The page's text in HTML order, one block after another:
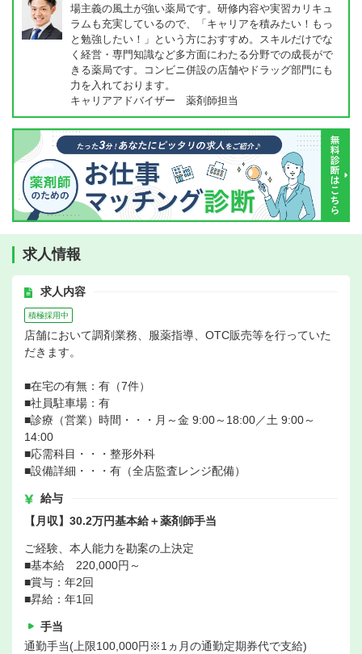
場主義の風土が強い薬局です。研修内容や実習カリキュ
ラムも充実しているので、「キャリアを積みたい！もっ
と勉強したい！」という方におすすめ。スキルだけでな
く経営・専門知識など多方面にわたる分野での成長がで
きる薬局です。コンビニ併設の店舗やドラッグ部門にも
力を入れております。
キャリアアドバイザー 薬剤師担当
求人情報
求人内容
積極採用中
店舗において調剤業務、服薬指導、OTC販売等を行っていた
だきます。
■在宅の有無：有（7件）
■社員駐車場：有
■診療（営業）時間・・・月～金 9:00～18:00／土 9:00～
14:00
■応需科目・・・整形外科
■設備詳細・・・有（全店監査レンジ配備）
給与
【月収】30.2万円基本給＋薬剤師手当
ご経験、本人能力を勘案の上決定
■基本給 220,000円～
■賞与：年2回
■昇給：年1回
手当
通勤手当(上限100,000円※1ヵ月の通勤定期券代で支給)